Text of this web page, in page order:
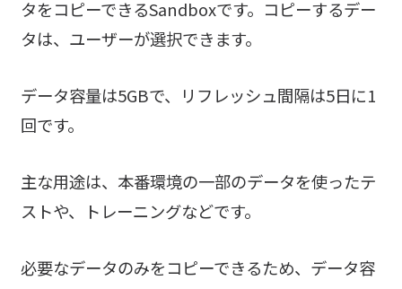
タをコピーできるSandboxです。コピーするデー
タは、ユーザーが選択できます。
データ容量は5GBで、リフレッシュ間隔は5日に1
回です。
主な用途は、本番環境の一部のデータを使ったテ
ストや、トレーニングなどです。
必要なデータのみをコピーできるため、データ容